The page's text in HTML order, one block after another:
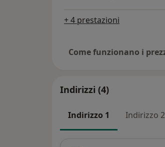
+ 4 prestazioni
Come funzionano i
Indirizzi (4)
Indirizzo 1 Indirizzo 2